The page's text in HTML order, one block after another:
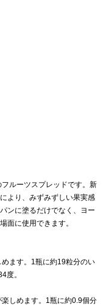
ルーツスプレッドです。新
より、みずみずしい果実感
ンに塗るだけでなく、ヨー
面に使用できます。
ます。1瓶に約19粒分のい
度。
しめます。1瓶に約0.9個分